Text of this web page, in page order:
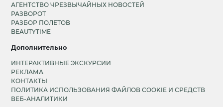
АГЕНТСТВО ЧРЕЗВЫЧАЙНЫХ НОВОСТЕЙ
РАЗВОРОТ
РАЗБОР ПОЛЕТОВ
BEAUTYTIME
Дополнительно
ИНТЕРАКТИВНЫЕ ЭКСКУРСИИ
РЕКЛАМА
КОНТАКТЫ
ПОЛИТИКА ИСПОЛЬЗОВАНИЯ ФАЙЛОВ COOKIE И СРЕДСТВ
ВЕБ-АНАЛИТИКИ